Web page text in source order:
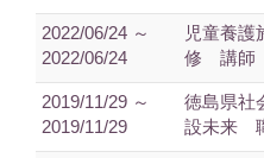
2022/06/24 ～
2022/06/24
児童養護
修 講師
2019/11/29 ～
2019/11/29
徳島県社
設未来